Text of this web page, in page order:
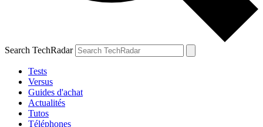
Search TechRadar
Tests
Versus
Guides d'achat
Actualités
Tutos
Téléphones